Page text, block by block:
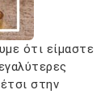
ότι είμαστε
στην